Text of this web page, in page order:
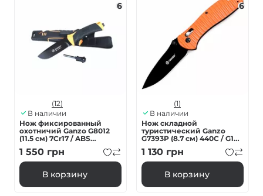
6
(12)
В наличии
Нож фиксированный
охотничий Ganzo G8012
(11.5 см) 7Cr17 / ABS
оранжевый
1 550 грн
В корзину
6
(1)
В наличии
Нож складной
туристический Ganzo
G7393P (8.7 см) 440C / G10
оранжевый
текстурированный
1 130 грн
В корзину